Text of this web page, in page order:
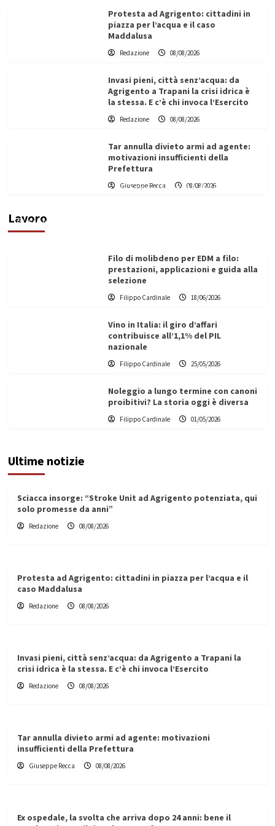
Protesta ad Agrigento: cittadini in
piazza per l’acqua e il caso
Maddalusa
Redazione 08/08/2026
Invasi pieni, città senz’acqua: da
Agrigento a Trapani la crisi idrica è
la stessa. E c’è chi invoca l’Esercito
Redazione 08/08/2026
Tar annulla divieto armi ad agente:
motivazioni insufficienti della
Prefettura
Giuseppe Recca 08/08/2026
Lavoro
L’ingegnere saccense Buscarnera partner chiave
di un progetto transnazionale per la transizione
Filippo Cardinale
Filo di molibdeno per EDM a filo:
prestazioni, applicazioni e guida alla
selezione
Filippo Cardinale 18/06/2026
Vino in Italia: il giro d’affari
contribuisce all’1,1% del PIL
nazionale
Filippo Cardinale 25/05/2026
Noleggio a lungo termine con canoni
proibitivi? La storia oggi è diversa
Filippo Cardinale 01/05/2026
Ultime notizie
Sciacca insorge: “Stroke Unit ad Agrigento potenziata, qui
solo promesse da anni”
Redazione 08/08/2026
Protesta ad Agrigento: cittadini in piazza per l’acqua e il
caso Maddalusa
Redazione 08/08/2026
Invasi pieni, città senz’acqua: da Agrigento a Trapani la
crisi idrica è la stessa. E c’è chi invoca l’Esercito
Redazione 08/08/2026
Tar annulla divieto armi ad agente: motivazioni
insufficienti della Prefettura
Giuseppe Recca 08/08/2026
Ex ospedale, la svolta che arriva dopo 24 anni: bene il